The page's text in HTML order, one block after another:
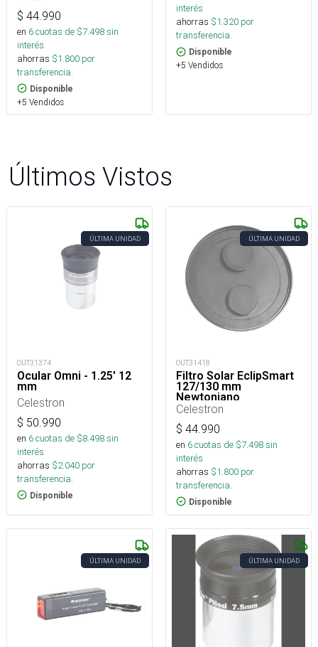
$ 44.990
en 6cuotas de $7.498sin
interés
ahorras $1.800 por
transferencia.
Disponible
+5 Vendidos
interés
ahorras $1.320 por
transferencia.
Disponible
+5 Vendidos
Últimos Vistos
ÚLTIMA UNIDAD
OUT31374
Ocular Omni - 1.25' 12
mm
Celestron
$ 50.990
en 6cuotas de $8.498sin
interés
ahorras $2.040 por
transferencia.
Disponible
ÚLTIMA UNIDAD
OUT31418
Filtro Solar EclipSmart
127/130 mm
Newtoniano
Celestron
$ 44.990
en 6cuotas de $7.498sin
interés
ahorras $1.800 por
transferencia.
Disponible
ÚLTIMA UNIDAD ÚLTIMA UNIDAD